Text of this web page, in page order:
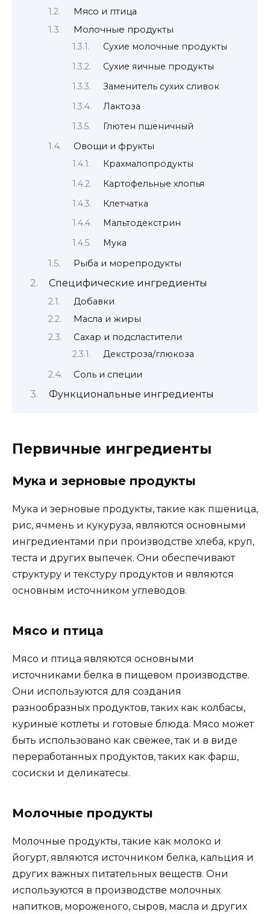
Мясо и птица
Молочные продукты
Сухие молочные продукты
Сухие яичные продукты
Заменитель сухих сливок
Лактоза
Глютен пшеничный
Овощи и фрукты
Крахмалопродукты
Картофельные хлопья
Клетчатка
Мальтодекстрин
Мука
Рыба и морепродукты
Специфические ингредиенты
Добавки
Масла и жиры
Сахар и подсластители
Декстроза/глюкоза
Соль и специи
Функциональные ингредиенты
Первичные ингредиенты
Мука и зерновые продукты
Мука и зерновые продукты, такие как пшеница,
рис, ячмень и кукуруза, являются основными
ингредиентами при производстве хлеба, круп,
теста и других выпечек. Они обеспечивают
структуру и текстуру продуктов и являются
основным источником углеводов.
Мясо и птица
Мясо и птица являются основными
источниками белка в пищевом производстве.
Они используются для создания
разнообразных продуктов, таких как колбасы,
куриные котлеты и готовые блюда. Мясо может
быть использовано как свежее, так и в виде
переработанных продуктов, таких как фарш,
сосиски и деликатесы.
Молочные продукты
Молочные продукты, такие как молоко и
йогурт, являются источником белка, кальция и
других важных питательных веществ. Они
используются в производстве молочных
напитков, мороженого, сыров, масла и других